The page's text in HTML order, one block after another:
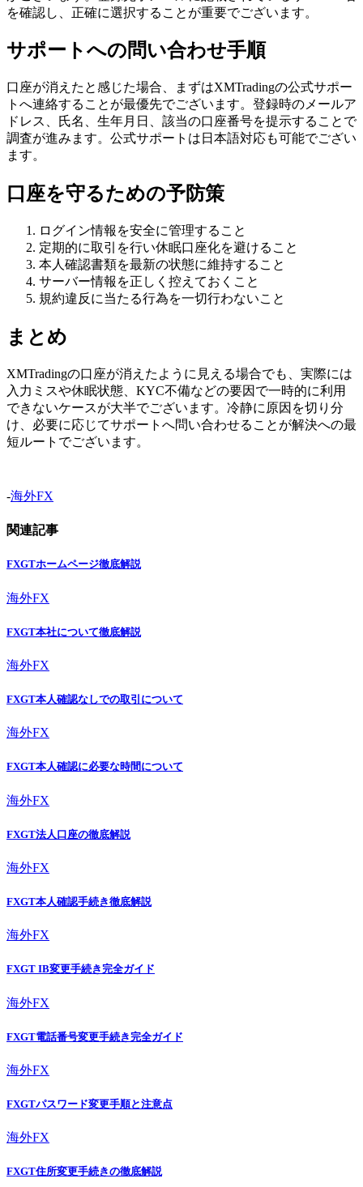
を確認し、正確に選択することが重要でございます。
サポートへの問い合わせ手順
口座が消えたと感じた場合、まずはXMTradingの公式サポー
トへ連絡することが最優先でございます。登録時のメールア
ドレス、氏名、生年月日、該当の口座番号を提示することで
調査が進みます。公式サポートは日本語対応も可能でござい
ます。
口座を守るための予防策
ログイン情報を安全に管理すること
定期的に取引を行い休眠口座化を避けること
本人確認書類を最新の状態に維持すること
サーバー情報を正しく控えておくこと
規約違反に当たる行為を一切行わないこと
まとめ
XMTradingの口座が消えたように見える場合でも、実際には
入力ミスや休眠状態、KYC不備などの要因で一時的に利用
できないケースが大半でございます。冷静に原因を切り分
け、必要に応じてサポートへ問い合わせることが解決への最
短ルートでございます。
-海外FX
関連記事
FXGTホームページ徹底解説
海外FX
FXGT本社について徹底解説
海外FX
FXGT本人確認なしでの取引について
海外FX
FXGT本人確認に必要な時間について
海外FX
FXGT法人口座の徹底解説
海外FX
FXGT本人確認手続き徹底解説
海外FX
FXGT IB変更手続き完全ガイド
海外FX
FXGT電話番号変更手続き完全ガイド
海外FX
FXGTパスワード変更手順と注意点
海外FX
FXGT住所変更手続きの徹底解説